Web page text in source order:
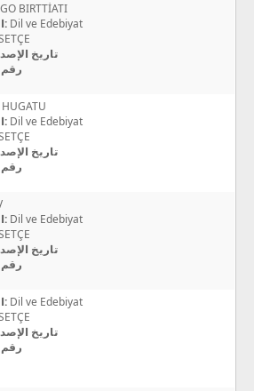
BIRTTİATI
التصنيف: Dil ve Edebiyat
تاريخ
HUGATU
التصنيف: Dil ve Edebiyat
تاريخ
التصنيف: Dil ve Edebiyat
تاريخ
التصنيف: Dil ve Edebiyat
تاريخ